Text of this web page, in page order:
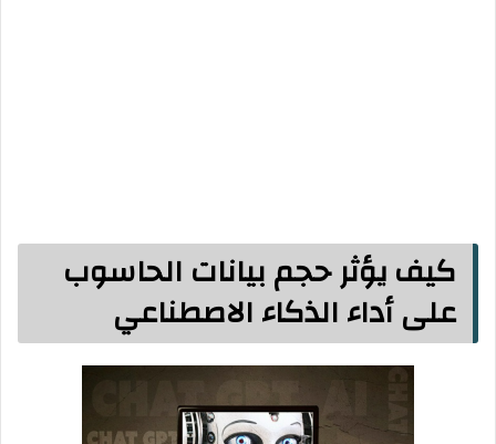
كيف يؤثر حجم بيانات الحاسوب
على أداء الذكاء الاصطناعي